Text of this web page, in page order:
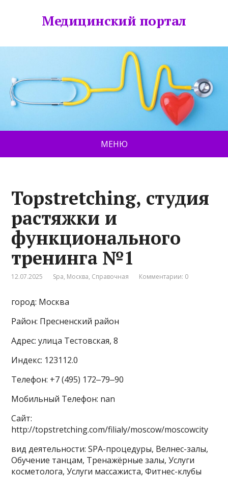
Медицинский портал
МЕНЮ
Topstretching, студия
растяжки и
функционального
тренинга №1
12.07.2025 Spa, Москва, Справочная Комментарии: 0
город: Москва
Район: Пресненский район
Адрес: улица Тестовская, 8
Индекс: 123112.0
Телефон: +7 (495) 172‒79‒90
Мобильный Телефон: nan
Сайт:
http://topstretching.com/filialy/moscow/moscowcity
вид деятельности: SPA-процедуры, Велнес-залы,
Обучение танцам, Тренажёрные залы, Услуги
косметолога, Услуги массажиста, Фитнес-клубы